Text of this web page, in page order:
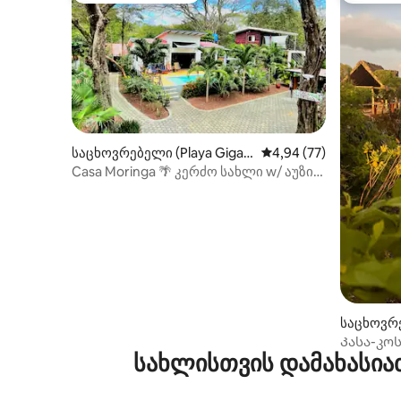
საცხოვრებელი (Playa Gigan
te)
საშუალო შეფასებაა
4,94 (77)
Casa Moringa 🌴 კერძო სახლი w/ აუზი
te)
Კასა-
სახლისთვის